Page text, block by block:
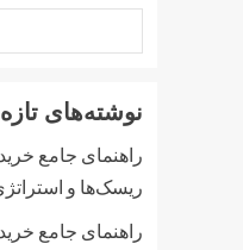
نوشته‌های تازه
راهنمای جامع خرید
ریسک‌ها و
راهنمای جامع خرید